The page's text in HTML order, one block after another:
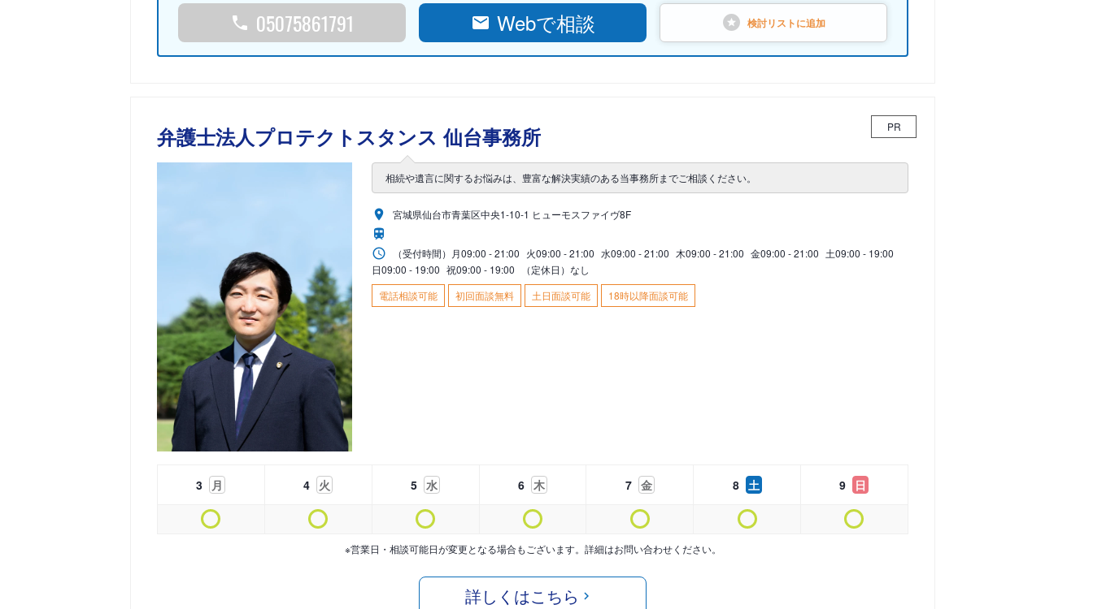
05075861791 Webで相談 検討リストに追加
弁護士法人プロテクトスタンス 仙台事務所 PR
相続や遺言に関するお悩みは、豊富な解決実績のある当事務所までご相談ください。
宮城県仙台市青葉区中央1-10-1 ヒューモスファイヴ8F
（受付時間） 月09:00 - 21:00 火09:00 - 21:00 水09:00 - 21:00 木09:00 - 21:00 金09:00 - 21:00 土09:00 - 19:00
日09:00 - 19:00 祝09:00 - 19:00
（定休日）なし
電話相談可能
初回面談無料 土日面談可能 18時以降面談可能
3 月 4 火 5 水 6 木 7 金 8 土 9 日
※営業日・相談可能日が変更となる場合もございます。詳細はお問い合わせください。
詳しくはこちら